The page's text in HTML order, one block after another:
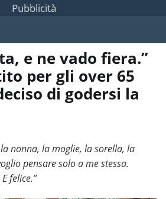
Pubblicità
e ne vado fiera.”
per gli over 65
di godersi la
nonna, la moglie, la sorella, la
pensare solo a me stessa.
felice.”